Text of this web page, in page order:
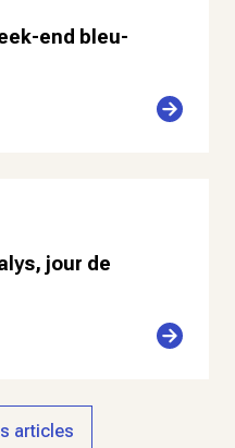
end bleu-
jour de
articles